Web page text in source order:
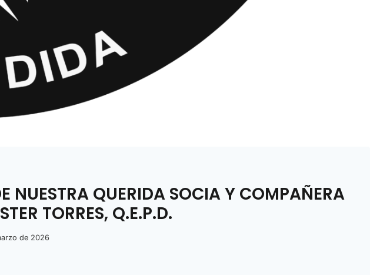
NUESTRA QUERIDA SOCIA Y COMPAÑERA
TORRES, Q.E.P.D.
de 2026